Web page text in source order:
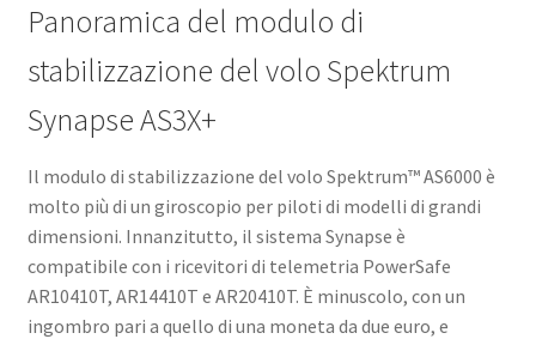
Panoramica del modulo di
stabilizzazione del volo Spektrum
Synapse AS3X+
Il modulo di stabilizzazione del volo Spektrum™ AS6000 è
molto più di un giroscopio per piloti di modelli di grandi
dimensioni. Innanzitutto, il sistema Synapse è
compatibile con i ricevitori di telemetria PowerSafe
AR10410T, AR14410T e AR20410T. È minuscolo, con un
ingombro pari a quello di una moneta da due euro, e